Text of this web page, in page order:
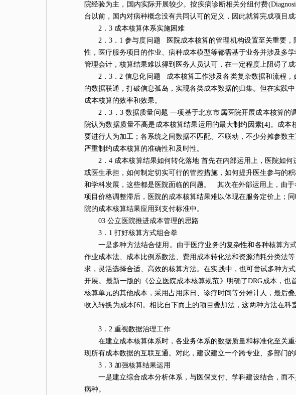
院经验为主，国内实际开展较少。按疾病诊断相关分组付费
台以前，国内对病种概念没有共同认可的定义，因此就算完成项目
2．3 成本核算体系实施困难
2．3．1 参与度问题 医院成本核算的管理机构设置至关重要
性，医疗服务项目的作业、病种成本模型等都需基于业务并涉及多
管理会计，核算结果难以得到医务人员认可，在一定程度上阻碍了
2．3．2 信息化问题 成本核算工作涉及各类复杂数据和流程
的数据联通，打破信息孤岛，实现各类成本数据的归集。但在实践
成本核算的效率和效果。
2．3．3 数据质量问题 一项基于北京市属医院开展成本核算
院认为数据质量不高是成本核算结果运用的最大制约因素[4]。成
要进行人为加工；各系统之间数据不匹配、不联动，不少分摊参数
严重制约成本核算的准确性和及时性。
2．4 成本核算结果如何转化落地 首先在内部运用上，医院如
或医生承担，如何制定切实可行的管控措施，如何提升医生参与的
和学科发展，这些都是医院面临的问题。 其次在外部运用上，由
项目价格调整滞后，医院的成本核算结果难以体现在服务定价上；
院的成本核算结果应用到支付标准中。
03 公立医院推进成本管理的思路
3．1 打好核算方式组合拳
一是多种方法结合使用。由于医疗业务的复杂性和各种核算
作业成本法、成本比例系数法、费用成本转化法和资源消耗分类法
求，灵活选择合适、高效的核算方法。在实践中，也可尝试多种
开展。最新一版的《公立医院成本核算规范》明确了DRG成本，也
核算单元的其他成本，采用占用床日、诊疗时间等分摊计人，最后
收入转换为成本[6]。相比自下而上的项目叠加法，这两种方法在科
3．2 重视数据治理工作
在建立成本核算体系时，各业务体系的数据质量和标准化至关
现所有成本数据的互联互通。对此，建议建立一个跨专业、多部门
3．3 加强核算结果运用
一是建立综合成本分析体系，与医保支付、学科建设结合，而
病种。